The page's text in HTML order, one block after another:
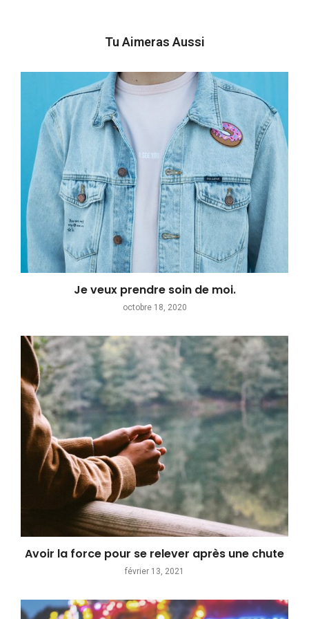
Tu Aimeras Aussi
Je veux prendre soin de moi.
octobre 18, 2020
Avoir la force pour se relever après une chute
février 13, 2021